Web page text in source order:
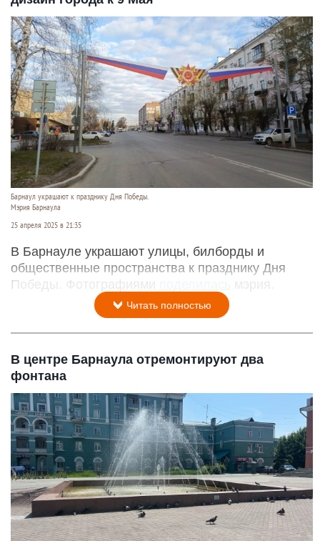
Барнаул украшают к празднику Дня Победы.
Мэрия Барнаула
25 апреля 2025 в 21:35
В Барнауле украшают улицы, билборды и
общественные пространства к празднику Дня
Победы. Фотографиями
мэрия.
Читать полностью
В центре Барнаула отремонтируют два
фонтана